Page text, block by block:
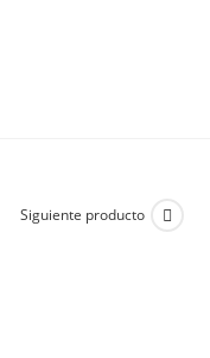
Siguiente producto